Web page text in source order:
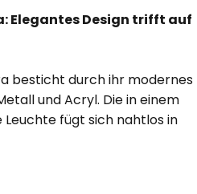
Elegantes Design trifft auf
besticht durch ihr modernes
und Acryl. Die in einem
fügt sich nahtlos in
warmweiße Lichtfarbe mit